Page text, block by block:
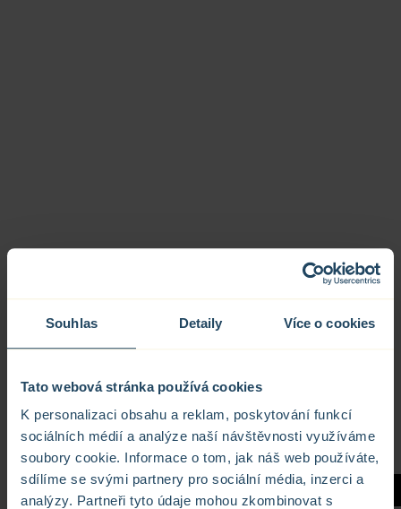
Souhlas Detaily Více o cookies
Tato webová stránka používá cookies
K personalizaci obsahu a reklam, poskytování funkcí
sociálních médií a analýze naší návštěvnosti využíváme
soubory cookie. Informace o tom, jak náš web používáte,
sdílíme se svými partnery pro sociální média, inzerci a
analýzy. Partneři tyto údaje mohou zkombinovat s
Izolační trojskla